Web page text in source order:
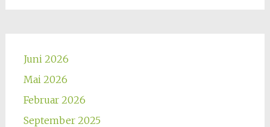
Juni 2026
Mai 2026
Februar 2026
September 2025